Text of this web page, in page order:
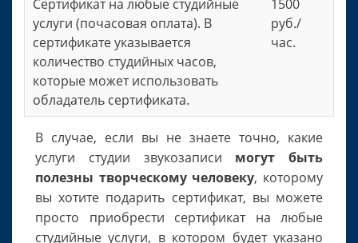
Сертификат на любые студийные
услуги (почасовая оплата). В
сертификате указывается
количество студийных часов,
которые может использовать
обладатель сертификата.
1500
руб./
час.
В случае, если вы не знаете точно, какие
услуги студии звукозаписи могут быть
полезны творческому человеку, которому
вы хотите подарить сертификат, вы можете
просто приобрести сертификат на любые
студийные услуги, в котором будет указано